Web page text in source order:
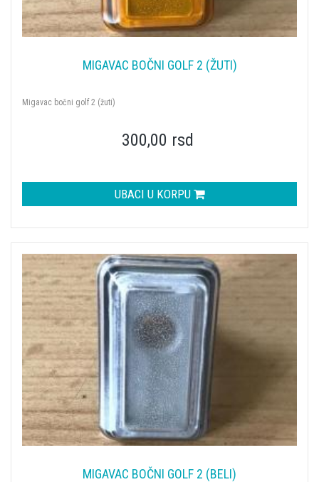
MIGAVAC BOČNI GOLF 2 (ŽUTI)
Migavac bočni golf 2 (žuti)
300,00 rsd
UBACI U KORPU
MIGAVAC BOČNI GOLF 2 (BELI)